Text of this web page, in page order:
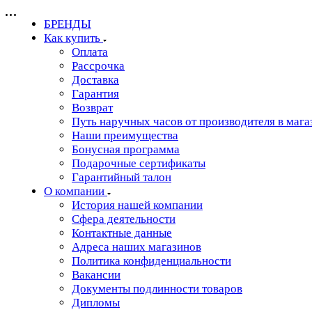
БРЕНДЫ
Как купить
Оплата
Рассрочка
Доставка
Гарантия
Возврат
Путь наручных часов от производителя в
Наши преимущества
Бонусная программа
Подарочные сертификаты
Гарантийный талон
О компании
История нашей компании
Сфера деятельности
Контактные данные
Адреса наших магазинов
Политика конфиденциальности
Вакансии
Документы подлинности товаров
Дипломы